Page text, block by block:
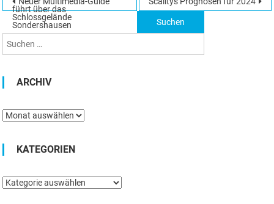
führt über das
Schlossgelände
Sondershausen
Suchen
nach:
ARCHIV
Archiv
KATEGORIEN
Kategorien